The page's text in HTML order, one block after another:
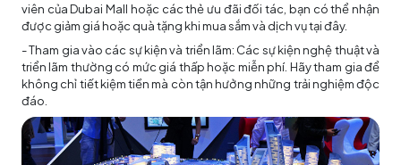
viên của Dubai Mall hoặc các thẻ ưu đãi đối tác, bạn có thể nhận
được giảm giá hoặc quà tặng khi mua sắm và dịch vụ tại đây.
- Tham gia vào các sự kiện và triển lãm: Các sự kiện nghệ thuật và
triển lãm thường có mức giá thấp hoặc miễn phí. Hãy tham gia để
không chỉ tiết kiệm tiền mà còn tận hưởng những trải nghiệm độc
đáo.